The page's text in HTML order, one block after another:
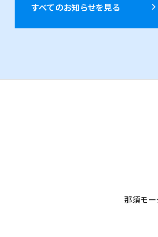
すべてのお知らせを見る
那須モー